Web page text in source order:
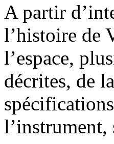
A partir
l’histoire de
l’espace,
décrites, de
l’instrument,